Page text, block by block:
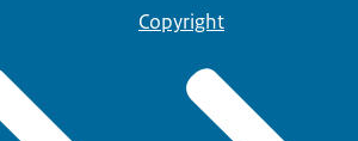
Copyright